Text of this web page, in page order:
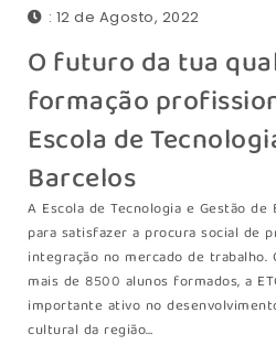
: 12 de Agosto, 2022
O futuro da tua
formação
Escola de
Barcelos
A Escola de Tecnologia e Gestão de
para satisfazer a procura social de
integração no mercado de
mais de 8500 alunos formados, a
importante ativo no
cultural da região…